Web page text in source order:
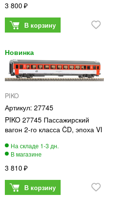
3 800
PIKO
27745
PIKO 27745 Пассажирский
вагон 2-го класса ČD, эпоха VI
3 810